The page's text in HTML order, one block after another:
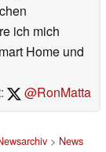
ich mich
Home und
@RonMatta
> News